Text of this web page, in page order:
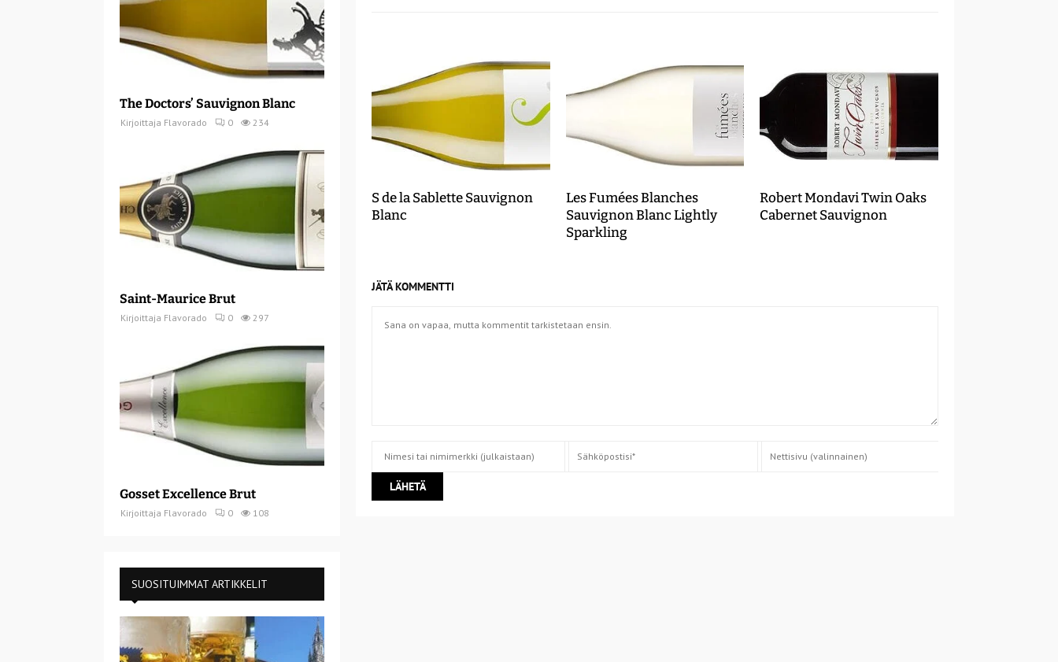
S de la Sablette Sauvignon
Blanc
Les Fumées Blanches
Sauvignon Blanc Lightly
Sparkling
Robert Mondavi Twin Oaks
Cabernet Sauvignon
JÄTÄ KOMMENTTI
The Doctors’ Sauvignon Blanc
Kirjoittaja Flavorado 0 234
Saint-Maurice Brut
Kirjoittaja Flavorado 0 297
Gosset Excellence Brut
Kirjoittaja Flavorado 0 108
SUOSITUIMMAT ARTIKKELIT